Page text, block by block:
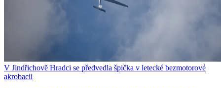
V Jindřichově Hradci se předvedla špička v letecké bezmotorové
akrobacii